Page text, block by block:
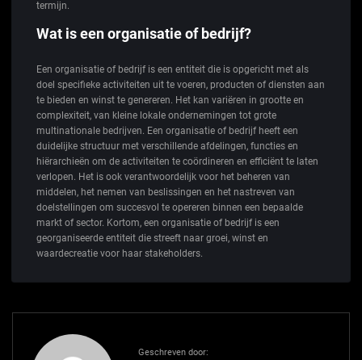
termijn.
Wat is een organisatie of bedrijf?
Een organisatie of bedrijf is een entiteit die is opgericht met als
doel specifieke activiteiten uit te voeren, producten of diensten aan
te bieden en winst te genereren. Het kan variëren in grootte en
complexiteit, van kleine lokale ondernemingen tot grote
multinationale bedrijven. Een organisatie of bedrijf heeft een
duidelijke structuur met verschillende afdelingen, functies en
hiërarchieën om de activiteiten te coördineren en efficiënt te laten
verlopen. Het is ook verantwoordelijk voor het beheren van
middelen, het nemen van beslissingen en het nastreven van
doelstellingen om succesvol te opereren binnen een bepaalde
markt of sector. Kortom, een organisatie of bedrijf is een
georganiseerde entiteit die streeft naar groei, winst en
waardecreatie voor haar stakeholders.
Geschreven door: